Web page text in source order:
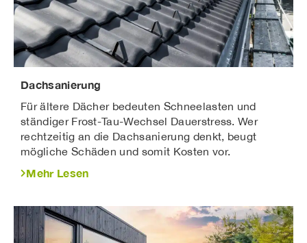
Dachsanierung
Für ältere Dächer bedeuten Schneelasten und
ständiger Frost-Tau-Wechsel Dauerstress. Wer
rechtzeitig an die Dachsanierung denkt, beugt
mögliche Schäden und somit Kosten vor.
Mehr Lesen